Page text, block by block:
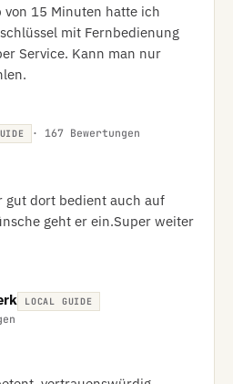
15 Minuten hatte ich
mit Fernbedienung
Service. Kann man nur
· 167 Bewertungen
gut dort bedient auch auf
geht er ein.Super weiter
LOCAL GUIDE